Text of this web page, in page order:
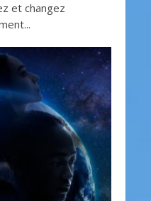
et changez